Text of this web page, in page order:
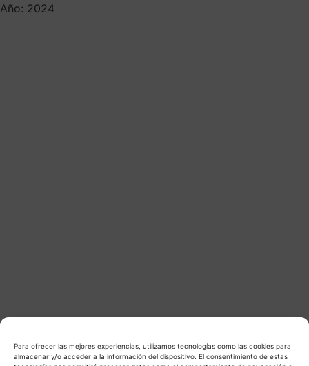
Para ofrecer las mejores experiencias, utilizamos tecnologías como las cookies para
almacenar y/o acceder a la información del dispositivo. El consentimiento de estas
Año: 2024